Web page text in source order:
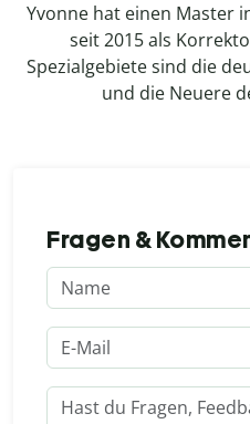
Yvonne hat einen Master
seit 2015 als
Spezialgebiete sind die
und die Neuere
Fragen &